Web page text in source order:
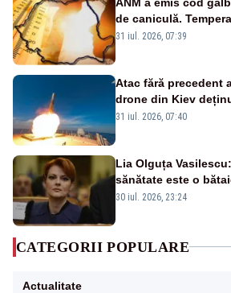
de caniculă.
de grade, iar nopțile
31 iul. 2026, 07:39
Atac fără precedent
drone din Kiev
americană, distrusă
31 iul. 2026, 07:40
Lia Olguța
sănătate este o
guvernează
30 iul. 2026, 23:24
CATEGORII POPULARE
Actualitate